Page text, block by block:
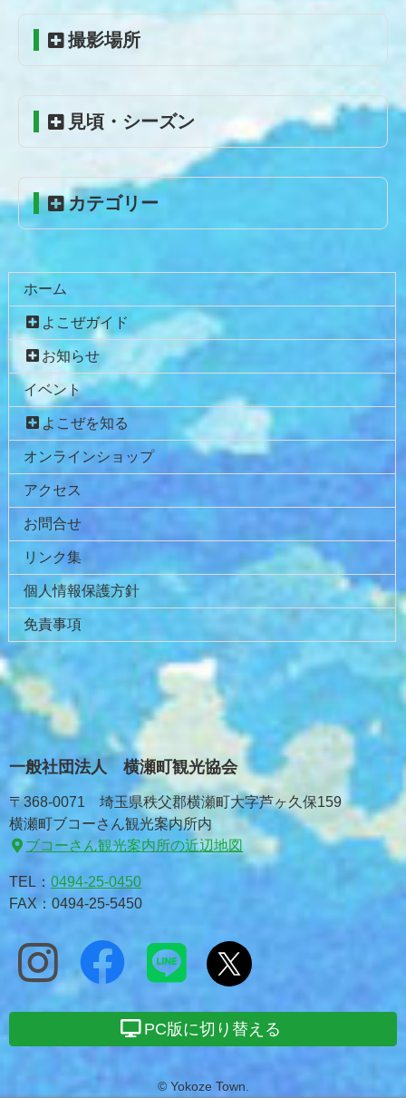
テ
先
頭
ジ
る
撮影場所
見頃・シーズン
カテゴリー
ホーム
よこぜガイド
お知らせ
イベント
よこぜを知る
オンラインショップ
アクセス
お問合せ
リンク集
個人情報保護方針
免責事項
一般社団法人 横瀬町観光協会
〒368-0071 埼玉県秩父郡横瀬町大字芦ヶ久保159
横瀬町ブコーさん観光案内所内
ブコーさん観光案内所の近辺地図
TEL： 0494-25-0450
FAX：0494-25-5450
PC版に切り替える
© Yokoze Town.